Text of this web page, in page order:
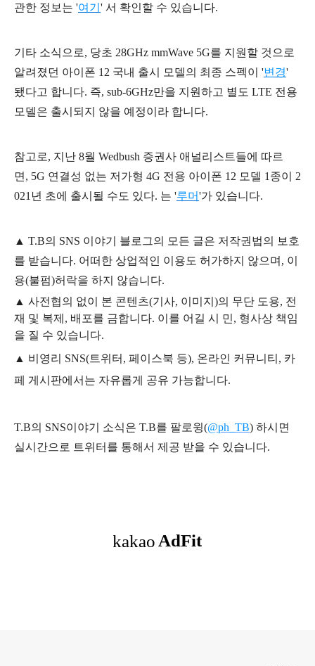
관한 정보는 '여기 ' 서 확인할 수 있습니다.
기타 소식으로, 당초 28GHz mmWave 5G를 지원할 것으로
알려졌던 아이폰 12 국내 출시 모델의 최종 스펙이 '변경'
됐다고 합니다. 즉, sub-6GHz만을 지원하고 별도 LTE 전용
모델은 출시되지 않을 예정이라 합니다.
참고로, 지난 8월 Wedbush 증권사 애널리스트들에 따르
면, 5G 연결성 없는 저가형 4G 전용 아이폰 12 모델 1종이 2
021년 초에 출시될 수도 있다. 는 '루머'가 있습니다.
▲ T.B의 SNS 이야기 블 로그의 모든 글은 저작권법의 보호
를 받습니다. 어떠한 상업적인 이용도 허가하지 않으며, 이
용(불펌)허락을 하지 않습니다.
▲ 사전협의 없이 본 콘텐츠(기사, 이미지)의 무단 도용, 전
재 및 복제, 배포를 금합니다. 이를 어길 시 민, 형사상 책임
을 질 수 있습니다.
▲ 비영리 SNS(트위터, 페이스북 등), 온라인 커뮤니티, 카
페 게시판에서는 자유롭게 공유 가능합니다.
T.B의 SNS이야기 소식은 T.B를 팔로윙(@ph_TB) 하시면
실시간으로 트위터를 통해서 제공 받을 수 있습니다.